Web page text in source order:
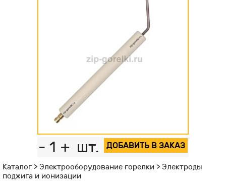
- 1 + шт. ДОБАВИТЬ В ЗАКАЗ
Каталог> Электрооборудование горелки > Электроды
поджига и ионизации